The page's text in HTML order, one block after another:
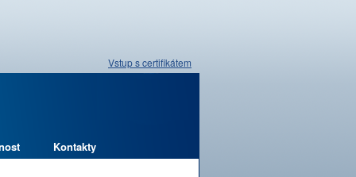
Vstup s certifikátem
Kontakty